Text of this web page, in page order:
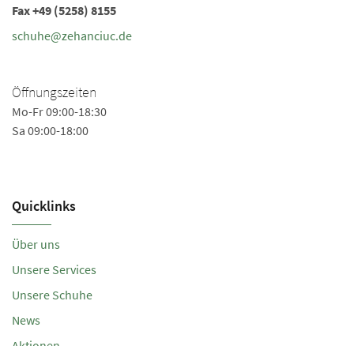
Fax +49 (5258) 8155
schuhe@zehanciuc.de
Öffnungszeiten
Mo-Fr 09:00-18:30
Sa 09:00-18:00
Quicklinks
Über uns
Unsere Services
Unsere Schuhe
News